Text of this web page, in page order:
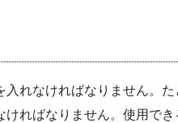
れなければなりません。た
ればなりません。使用で